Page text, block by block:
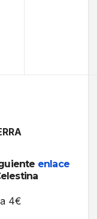
enlace
4€